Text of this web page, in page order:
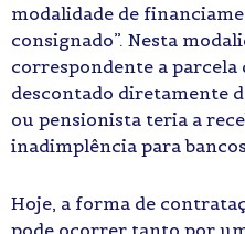
modalidade de
consignado”. Nesta
correspondente a parcela
descontado diretamente
ou pensionista teria a
inadimplência para
Hoje, a forma de
pode ocorrer tanto por